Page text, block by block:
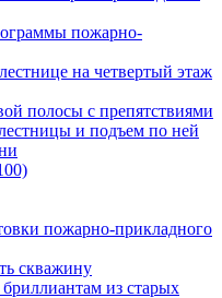
пожарно-
на четвертый этаж
полосы с препятствиями
и подъем по ней
пожарно-прикладного
скважину
из старых